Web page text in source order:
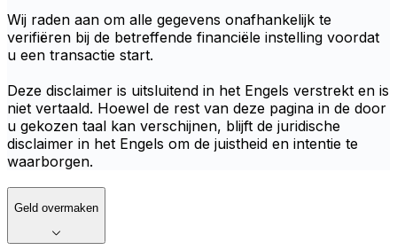
Wij raden aan om alle gegevens onafhankelijk te
verifiëren bij de betreffende financiële instelling voordat
u een transactie start.
Deze disclaimer is uitsluitend in het Engels verstrekt en is
niet vertaald. Hoewel de rest van deze pagina in de door
u gekozen taal kan verschijnen, blijft de juridische
disclaimer in het Engels om de juistheid en intentie te
waarborgen.
Geld overmaken